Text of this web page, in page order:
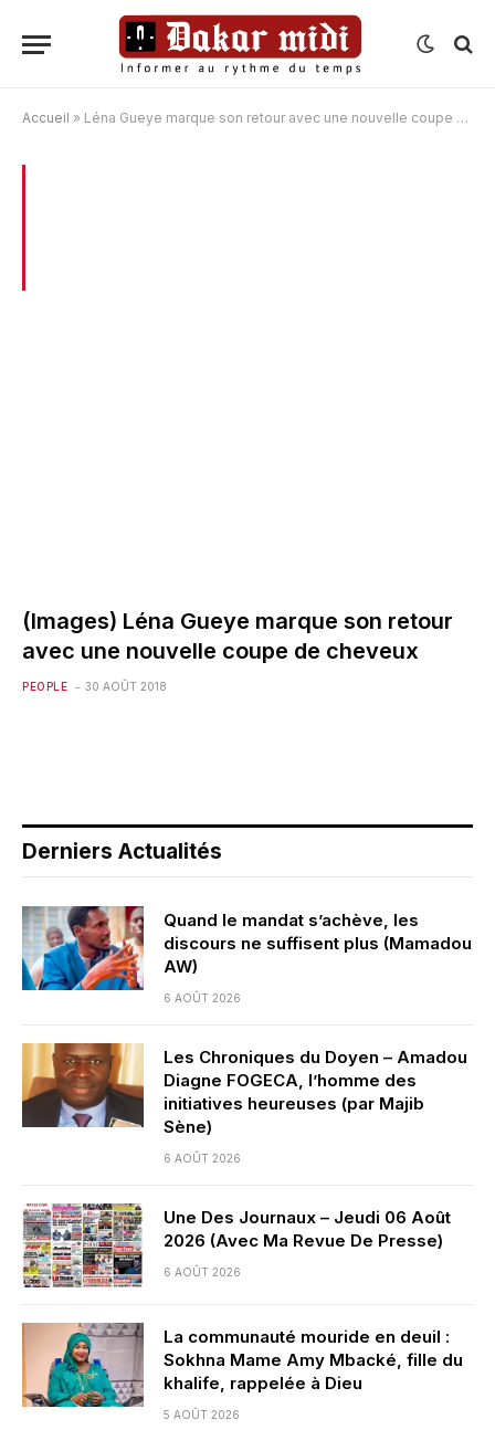
Accueil » Léna Gueye marque son retour avec une nouvelle coupe de cheveux
(Images) Léna Gueye marque son retour
avec une nouvelle coupe de cheveux
PEOPLE 30 AOÛT 2018
Derniers Actualités
Quand le mandat s’achève, les
discours ne suffisent plus (Mamadou
AW)
6 AOÛT 2026
Les Chroniques du Doyen – Amadou
Diagne FOGECA, l’homme des
initiatives heureuses (par Majib
Sène)
6 AOÛT 2026
Une Des Journaux – Jeudi 06 Août
2026 (Avec Ma Revue De Presse)
6 AOÛT 2026
La communauté mouride en deuil :
Sokhna Mame Amy Mbacké, fille du
khalife, rappelée à Dieu
5 AOÛT 2026